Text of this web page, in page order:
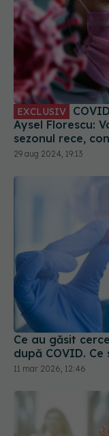
EXCLUSIV
Aysel Florescu:
sezonul rece,
29 aug 2024, 19:13
Ce au găsit
după COVID.
11 mar 2026, 12:46